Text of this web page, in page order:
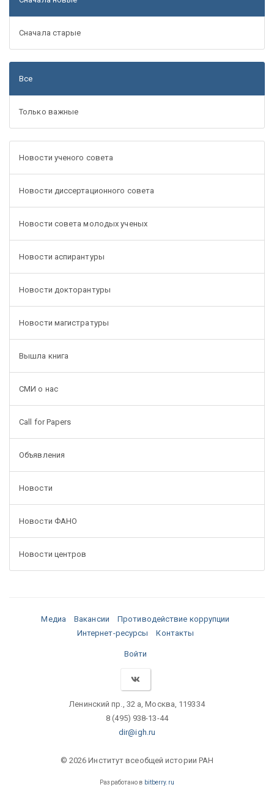
Сначала старые
Все
Только важные
Новости ученого совета
Новости диссертационного совета
Новости совета молодых ученых
Новости аспирантуры
Новости докторантуры
Новости магистратуры
Вышла книга
СМИ о нас
Call for Papers
Объявления
Новости
Новости ФАНО
Новости центров
Медиа Вакансии
Противодействие коррупции
Интернет-ресурсы
Контакты
Войти
Ленинский пр., 32 а, Москва, 119334
8 (495) 938-13-44
dir@igh.ru
© 2026 Институт всеобщей истории РАН
Разработано в bitberry.ru